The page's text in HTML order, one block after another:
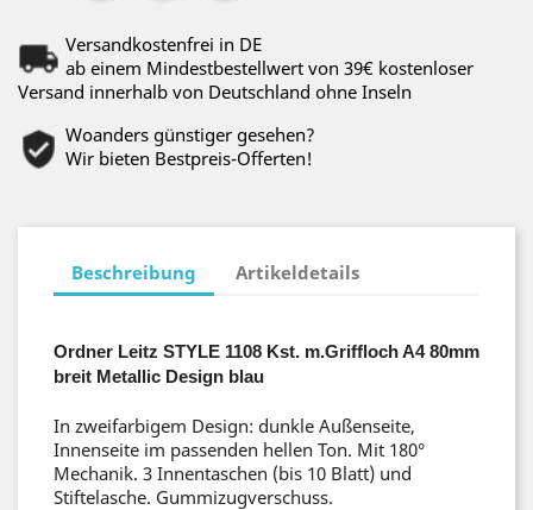
Versandkostenfrei in DE
ab einem Mindestbestellwert von 39€ kostenloser
Versand innerhalb von Deutschland ohne Inseln
Woanders günstiger gesehen?
Wir bieten Bestpreis-Offerten!
Beschreibung Artikeldetails
Ordner Leitz STYLE 1108 Kst. m.Griffloch A4 80mm
breit Metallic Design blau
In zweifarbigem Design: dunkle Außenseite,
Innenseite im passenden hellen Ton. Mit 180°
Mechanik. 3 Innentaschen (bis 10 Blatt) und
Stiftelasche. Gummizugverschuss.